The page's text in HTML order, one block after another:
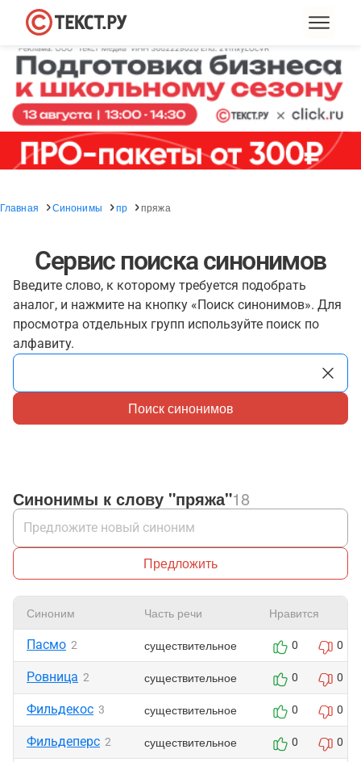
Главная Синонимы пр пряжа
Сервис поиска синонимов
Введите слово, к которому требуется подобрать
аналог, и нажмите на кнопку «Поиск синонимов». Для
просмотра отдельных групп используйте поиск по
алфавиту.
Поиск синонимов
Синонимы к слову "пряжа"18
Предложить
Синоним Часть речи Нравится
Пасмо 2 существительное 0 0
Ровница 2 существительное 0 0
Фильдекос 3 существительное 0 0
Фильдеперс 2 существительное 0 0